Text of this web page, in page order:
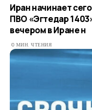
Иран начинает
ПВО «Эгтедар
вечером в Иране н
0 МИН. ЧТЕНИЯ